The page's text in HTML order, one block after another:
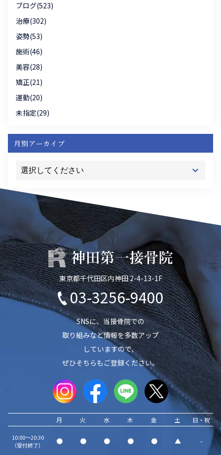
ブログ(523)
治療(302)
姿勢(53)
施術(46)
美容(28)
矯正(21)
運動(20)
未指定(29)
月別アーカイブ
東京都千代田区内神田 2-4-13-1F
03-3256-9400
SNSに、当接骨院での
取り組みなど情報を多数アップ
していますので、
ぜひそちらもご登録ください。
月 火 水 木 金 土 日・祝
10:00～20:30
（受付終了）
● ● ● ● ● ▲ -